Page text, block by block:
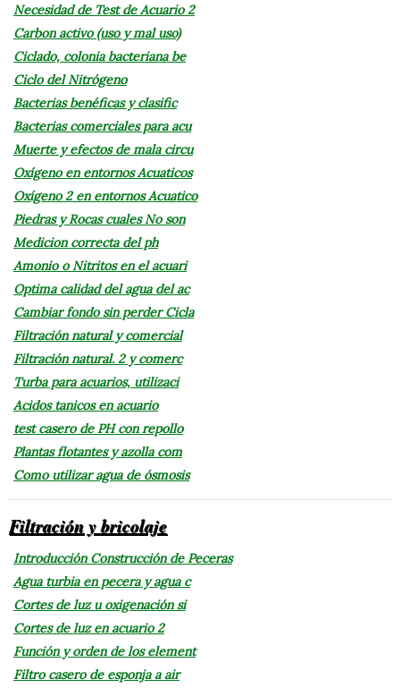
Necesidad de Test de Acuario 2
Carbon activo (uso y mal uso)
Ciclado, colonia bacteriana be
Ciclo del Nitrógeno
Bacterias benéficas y clasific
Bacterias comerciales para acu
Muerte y efectos de mala circu
Oxígeno en entornos Acuaticos
Oxígeno 2 en entornos Acuatico
Piedras y Rocas cuales No son
Medicion correcta del ph
Amonio o Nitritos en el acuari
Optima calidad del agua del ac
Cambiar fondo sin perder Cicla
Filtración natural y comercial
Filtración natural. 2 y comerc
Turba para acuarios, utilizaci
Acidos tanicos en acuario
test casero de PH con repollo
Plantas flotantes y azolla com
Como utilizar agua de ósmosis
Filtración y bricolaje
Introducción Construcción de Peceras
Agua turbia en pecera y agua c
Cortes de luz u oxigenación si
Cortes de luz en acuario 2
Función y orden de los element
Filtro casero de esponja a air